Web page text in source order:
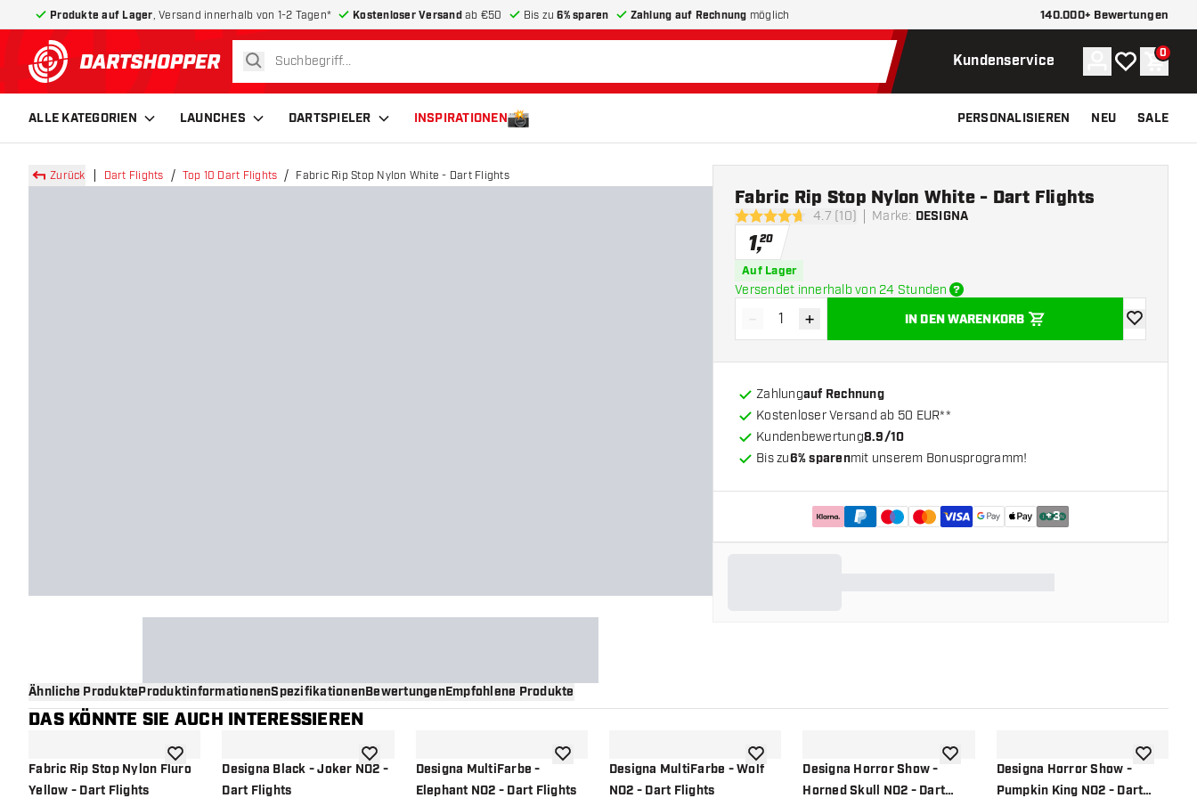
Produkte auf Lager , Versand innerhalb von 1-2 Tagen* Kostenloser Versandab €50 Bis zu6% sparen Zahlung auf Rechnung möglich 140.000+ Bewertungen
zurück zur Startseite
suchen Kundenservice Konto
Meine 0
ALLE KATEGORIEN LAUNCHES DARTSPIELER INSPIRATIONEN PERSONALISIEREN NEU SALE
Zurück Dart Flights Top 10 Dart Flights Fabric Rip Stop Nylon White - Dart Flights
4.7 Bewertungssterne
4.7 (10) Marke: DESIGNA
Fabric Rip Stop Nylon White - Dart Flights
1,20
Auf Lager
Versendet innerhalb von 24 Stunden
Menge verringern
- Menge erhöhen
+ IN DEN WARENKORB
Zur
Zahlungauf Rechnung
Kostenloser Versand ab 50 EUR**
Kundenbewertung8.9/10
Bis zu6% sparenmit unserem Bonusprogramm!
+3
Ähnliche ProdukteProduktinformationenSpezifikationenBewertungenEmpfohlene Produkte
DAS KÖNNTE SIE AUCH INTERESSIEREN
Fabric Rip Stop Nylon Fluro
Yellow - Dart Flights
Zur Wunschliste hinzufügen
Designa Black - Joker NO2 -
Dart Flights
Zur Wunschliste hinzufügen
Designa MultiFarbe -
Elephant NO2 - Dart Flights
Zur Wunschliste hinzufügen
Designa MultiFarbe - Wolf
NO2 - Dart Flights
Zur Wunschliste hinzufügen
Designa Horror Show -
Horned Skull NO2 - Dart
Zur Wunschliste hinzufügen
Designa Horror Show -
Pumpkin King NO2 - Dart
Zur